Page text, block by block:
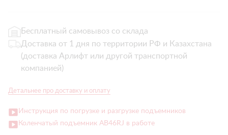
Бесплатный самовывоз со склада
Доставка от 1 дня по территории РФ и Казахстана
(доставка Арлифт или другой транспортной
компанией)
Детальнее про доставку и оплату
Инструкция по погрузке и разгрузке подъемников
Коленчатый подъемник AB46RJ в работе